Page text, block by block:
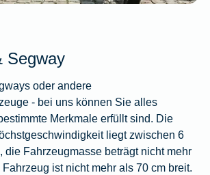
Segway
oder andere
- bei uns können Sie alles
Merkmale erfüllt sind. Die
liegt zwischen 6
die Fahrzeugmasse beträgt nicht mehr
ist nicht mehr als 70 cm breit.